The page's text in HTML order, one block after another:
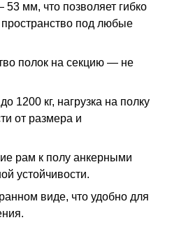
мм, что позволяет гибко
под любые
полок на секцию — не
1200 кг, нагрузка на полку
от размера и
рам к полу анкерными
устойчивости.
виде, что удобно для